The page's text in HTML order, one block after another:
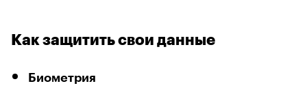
Как защитить свои данные
Биометрия